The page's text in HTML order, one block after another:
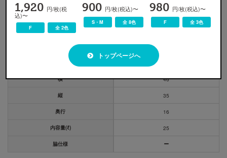
サイズ展開
横 46
縦 35
奥行 16
内容量(ℓ) 25
脇仕様
1,920 円/枚(税
込)〜
F 全 2色
900 円/枚(税込)〜
S・M 全 8色
980 円/枚(税込)〜
F 全 3色
トップページへ